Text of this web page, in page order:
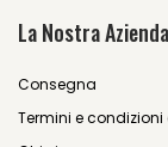
La Nostra Azienda
Consegna
Termini e condizioni